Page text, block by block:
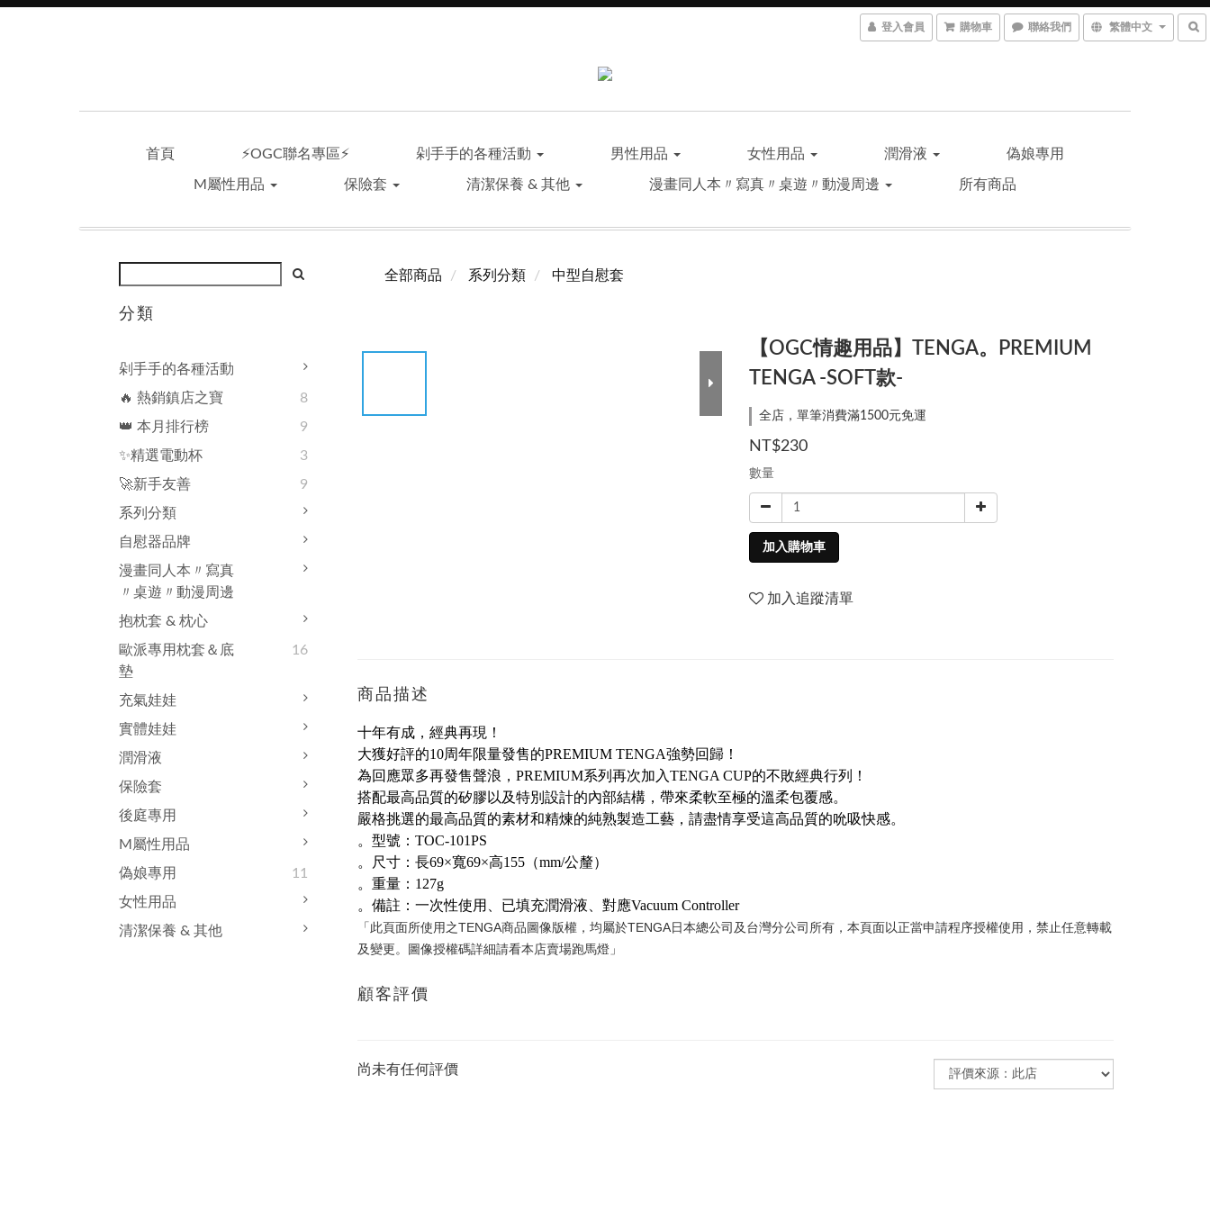
登入會員 購物車 聯絡我們 繁體中文
首頁 ⚡OGC聯名專區⚡ 剁手手的各種活動 男性用品 女性用品 潤滑液 偽娘專用
M屬性用品 保險套 清潔保養 & 其他 漫畫同人本〃寫真〃桌遊〃動漫周邊 所有商品
分類
剁手手的各種活動
🔥 熱銷鎮店之寶
8
👑 本月排行榜
9
✨精選電動杯
3
🚀新手友善
9
系列分類
自慰器品牌
漫畫同人本〃寫真
〃桌遊〃動漫周邊
抱枕套 & 枕心
歐派專用枕套＆底
墊
16
充氣娃娃
實體娃娃
潤滑液
保險套
後庭專用
M屬性用品
偽娘專用
11
女性用品
清潔保養 & 其他
全部商品 系列分類 中型自慰套
【OGC情趣用品】TENGA。PREMIUM
TENGA -SOFT款-
全店，單筆消費滿1500元免運
NT$230
數量
加入購物車
加入追蹤清單
商品描述
十年有成，經典再現！
大獲好評的10周年限量發售的PREMIUM TENGA強勢回歸！
為回應眾多再發售聲浪，PREMIUM系列再次加入TENGA CUP的不敗經典行列！
搭配最高品質的矽膠以及特別設計的內部結構，帶來柔軟至極的溫柔包覆感。
嚴格挑選的最高品質的素材和精煉的純熟製造工藝，請盡情享受這高品質的吮吸快感。
。型號：TOC-101PS
。尺寸：長69×寬69×高155（mm/公釐）
。重量：127g
。備註：一次性使用、已填充潤滑液、對應Vacuum Controller
「此頁面所使用之TENGA商品圖像版權，均屬於TENGA日本總公司及台灣分公司所有，本頁面以正當申請程序授權使用，禁止任意轉載
及變更。圖像授權碼詳細請看本店賣場跑馬燈」
顧客評價
尚未有任何評價